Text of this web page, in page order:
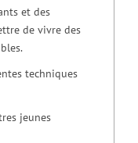
et des
de vivre des
techniques
jeunes